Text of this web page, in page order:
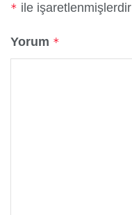
* ile işaretlenmişlerdir
Yorum *